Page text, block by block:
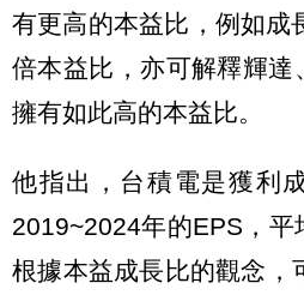
有更高的本益比，例如成
倍本益比，亦可解釋輝達
擁有如此高的本益比。
他指出，台積電是獲利
2019~2024年的EPS，平
根據本益成長比的觀念，